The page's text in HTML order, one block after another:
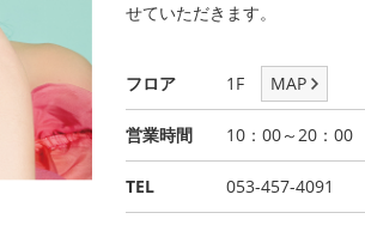
せていただきます。
フロア 1F MAP
営業時間 10：00～20：00
TEL 053-457-4091